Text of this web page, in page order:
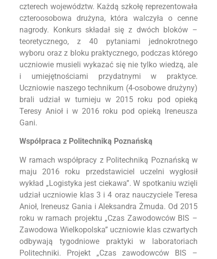
czterech województw. Każdą szkołę reprezentowała
czteroosobowa drużyna, która walczyła o cenne
nagrody. Konkurs składał się z dwóch bloków –
teoretycznego, z 40 pytaniami jednokrotnego
wyboru oraz z bloku praktycznego, podczas którego
uczniowie musieli wykazać się nie tylko wiedzą, ale
i umiejętnościami przydatnymi w praktyce.
Uczniowie naszego technikum (4-osobowe drużyny)
brali udział w turnieju w 2015 roku pod opieką
Teresy Anioł i w 2016 roku pod opieką Ireneusza
Gani.
Współpraca z Politechniką Poznańską
W ramach współpracy z Politechniką Poznańską w
maju 2016 roku przedstawiciel uczelni wygłosił
wykład „Logistyka jest ciekawa”. W spotkaniu wzięli
udział uczniowie klas 3 i 4 oraz nauczyciele Teresa
Anioł, Ireneusz Gania i Aleksandra Żmuda. Od 2015
roku w ramach projektu „Czas Zawodowców BIS –
Zawodowa Wielkopolska” uczniowie klas czwartych
odbywają tygodniowe praktyki w laboratoriach
Politechniki. Projekt „Czas zawodowców BIS –